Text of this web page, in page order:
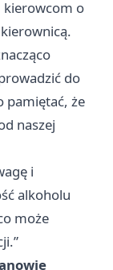
kierowcom o
do
pamiętać, że
naszej
i
alkoholu
może